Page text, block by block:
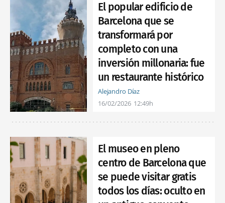
El popular edificio de
Barcelona que se
transformará por
completo con una
inversión millonaria: fue
un restaurante histórico
Alejandro Díaz
16/02/2026 12:49h
El museo en pleno
centro de Barcelona que
se puede visitar gratis
todos los días: oculto en